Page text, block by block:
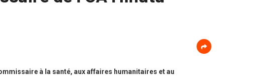
à la santé, aux affaires humanitaires et au